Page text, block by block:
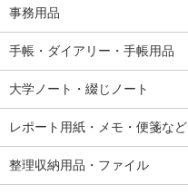
事務用品
手帳・ダイアリー・手帳用品
大学ノート・綴じノート
レポート用紙・メモ・便箋など
整理収納用品・ファイル